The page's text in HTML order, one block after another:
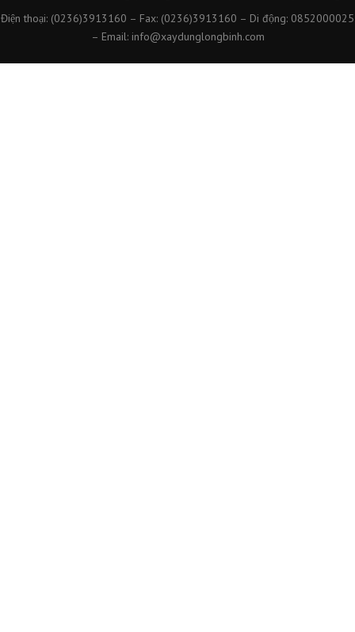
Điện thoại: (0236)3913160 – Fax: (0236)3913160 – Di động: 0852000025
– Email: info@xaydunglongbinh.com